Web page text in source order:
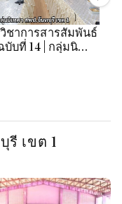
ชาการสารสัมพันธ์
บับที่ 14 | กลุ่มนิ
เขต 1